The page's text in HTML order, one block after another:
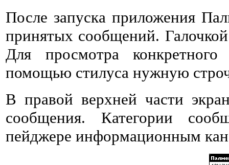
После запуска приложения
принятых сообщений.
Для просмотра
помощью стилуса нужную
В правой верхней части
сообщения. Категории
пейджере информационным